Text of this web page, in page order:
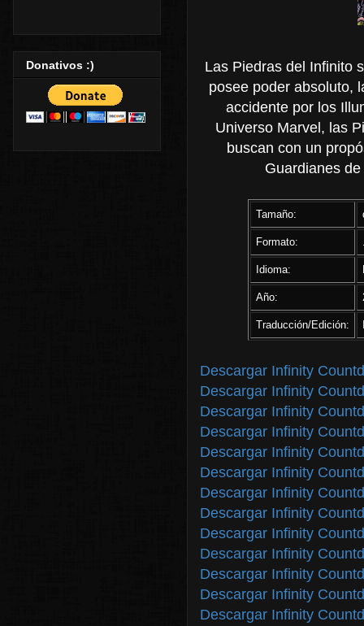
Las Piedras del Infinito
posee poder absoluto,
accidente por los
Universo Marvel, las
buscan con un
Guardianes
Tamaño:
Formato:
Idioma:
Año:
Traducción/Edición:
Descargar Infinity
Descargar Infinity
Descargar Infinity
Descargar Infinity
Descargar Infinity
Descargar Infinity
Descargar Infinity
Descargar Infinity
Descargar Infinity
Descargar Infinity
Descargar Infinity
Descargar Infinity
Descargar Infinity
Donativos :)